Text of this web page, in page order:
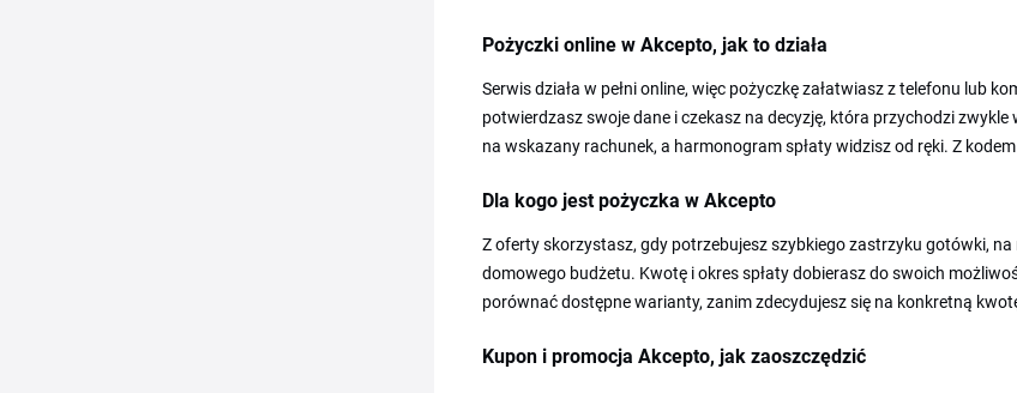
Pożyczki online w Akcepto, jak to działa
Serwis działa w pełni online, więc pożyczkę załatwiasz z telefonu lub
potwierdzasz swoje dane i czekasz na decyzję, która przychodzi
na wskazany rachunek, a harmonogram spłaty widzisz od ręki. Z
Dla kogo jest pożyczka w Akcepto
Z oferty skorzystasz, gdy potrzebujesz szybkiego zastrzyku gotówki,
domowego budżetu. Kwotę i okres spłaty dobierasz do swoich
porównać dostępne warianty, zanim zdecydujesz się na konkretną
Kupon i promocja Akcepto, jak zaoszczędzić